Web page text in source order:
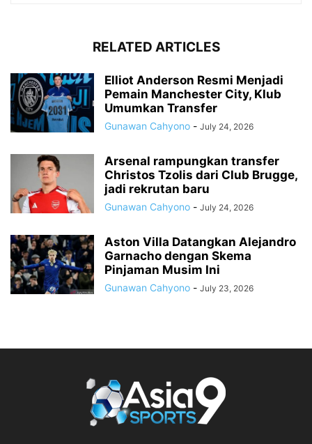
RELATED ARTICLES
Elliot Anderson Resmi Menjadi
Pemain Manchester City, Klub
Umumkan Transfer
Gunawan Cahyono - July 24, 2026
Arsenal rampungkan transfer
Christos Tzolis dari Club Brugge,
jadi rekrutan baru
Gunawan Cahyono - July 24, 2026
Aston Villa Datangkan Alejandro
Garnacho dengan Skema
Pinjaman Musim Ini
Gunawan Cahyono - July 23, 2026